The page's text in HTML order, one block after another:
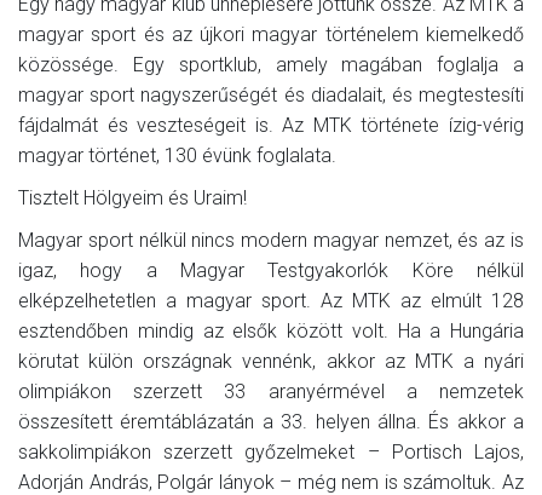
magyar sport és az újkori magyar történelem kiemelkedő
közössége. Egy sportklub, amely magában foglalja a
magyar sport nagyszerűségét és diadalait, és megtestesíti
fájdalmát és veszteségeit is. Az MTK története ízig-vérig
magyar történet, 130 évünk foglalata.
Tisztelt Hölgyeim és Uraim!
Magyar sport nélkül nincs modern magyar nemzet, és az is
igaz, hogy a Magyar Testgyakorlók Köre nélkül
elképzelhetetlen a magyar sport. Az MTK az elmúlt 128
esztendőben mindig az elsők között volt. Ha a Hungária
körutat külön országnak vennénk, akkor az MTK a nyári
olimpiákon szerzett 33 aranyérmével a nemzetek
összesített éremtáblázatán a 33. helyen állna. És akkor a
sakkolimpiákon szerzett győzelmeket – Portisch Lajos,
Adorján András, Polgár lányok – még nem is számoltuk. Az